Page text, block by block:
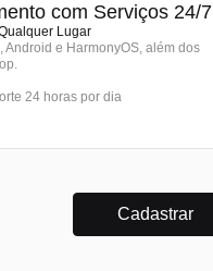
com Serviços 24/7
Lugar
e HarmonyOS, além dos
24 horas por dia
Cadastrar